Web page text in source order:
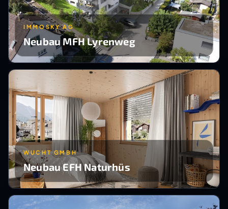
IMMOSKY AG
Neubau MFH Lyrenweg
WUCHT GMBH
Neubau EFH Naturhüs